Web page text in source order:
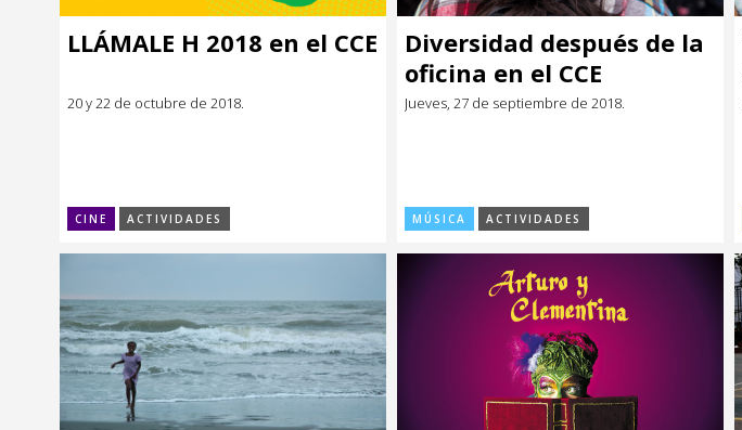
LLÁMALE H 2018 en el CCE
20 y 22 de octubre de 2018.
CINE ACTIVIDADES
Diversidad después de la
oficina en el CCE
Jueves, 27 de septiembre de 2018.
MÚSICA ACTIVIDADES